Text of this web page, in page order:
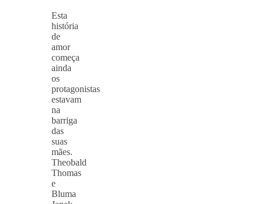
Esta
história
de
amor
começa
ainda
os
protagonistas
estavam
na
barriga
das
suas
mães.
Theobald
Thomas
e
Bluma